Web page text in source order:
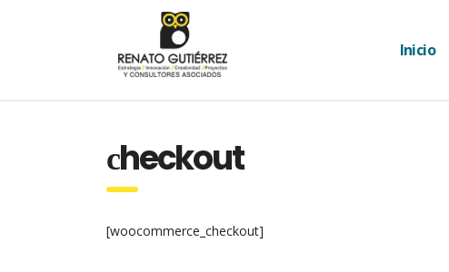
Inicio
сheckout
[woocommerce_checkout]